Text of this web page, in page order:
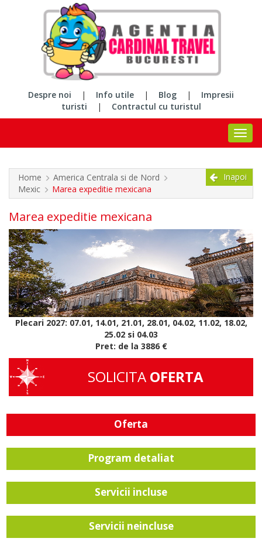
Despre noi | Info utile | Blog |
Impresii
turisti
| Contractul cu turistul
Home
America Centrala si de Nord
Mexic
Marea expeditie mexicana
Inapoi
Marea expeditie mexicana
Plecari 2027: 07.01, 14.01, 21.01, 28.01, 04.02, 11.02, 18.02,
25.02 si 04.03
Pret: de la 3886 €
SOLICITA OFERTA
Oferta
Program detaliat
Servicii incluse
Servicii neincluse